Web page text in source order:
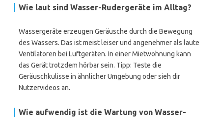
Wie laut sind Wasser-Rudergeräte im Alltag?
Wassergeräte erzeugen Geräusche durch die Bewegung
des Wassers. Das ist meist leiser und angenehmer als laute
Ventilatoren bei Luftgeräten. In einer Mietwohnung kann
das Gerät trotzdem hörbar sein. Tipp: Teste die
Geräuschkulisse in ähnlicher Umgebung oder sieh dir
Nutzervideos an.
Wie aufwendig ist die Wartung von Wasser-